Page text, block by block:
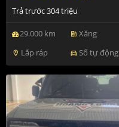
Trả trước 304 triệu
29.000 km ev_station Xăng
location_on Lắp ráp directions_car Số tự động